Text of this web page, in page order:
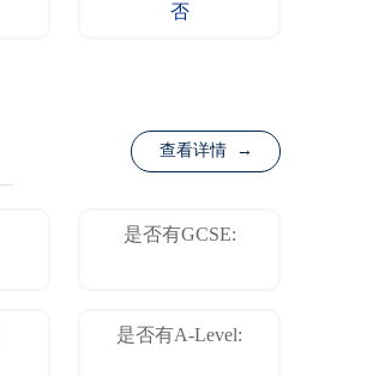
否
查看详情 →
是否有GCSE:
是否有A-Level: